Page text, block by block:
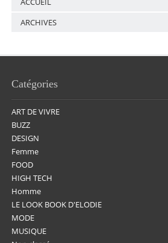
ARCHIVES
Catégories
ART DE VIVRE
BUZZ
DESIGN
Femme
FOOD
HIGH TECH
Homme
LE LOOK BOOK D'ELODIE
MODE
MUSIQUE